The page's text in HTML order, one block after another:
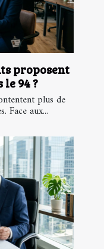
proposent
94 ?
plus de
Face aux...